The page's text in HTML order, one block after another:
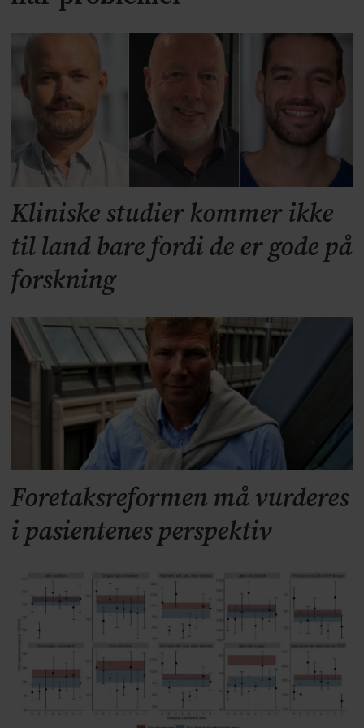
Kliniske studier kommer ikke
til land bare fordi de er gode på
forskning
Foretaksreformen må vurderes
i pasientenes perspektiv